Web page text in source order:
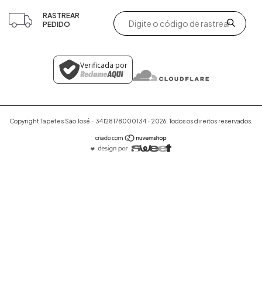
RASTREAR
PEDIDO
Verificada por
Copyright Tapetes São José - 34128178000134 - 2026. Todos os direitos reservados.